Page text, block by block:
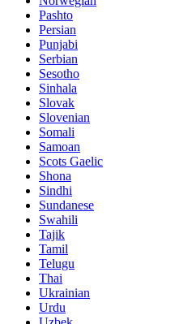
Pashto
Persian
Punjabi
Serbian
Sesotho
Sinhala
Slovak
Slovenian
Somali
Samoan
Scots Gaelic
Shona
Sindhi
Sundanese
Swahili
Tajik
Tamil
Telugu
Thai
Ukrainian
Urdu